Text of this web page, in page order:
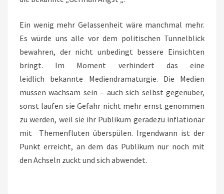
Ein wenig mehr Gelassenheit wäre manchmal mehr.
Es würde uns alle vor dem politischen Tunnelblick
bewahren, der nicht unbedingt bessere Einsichten
bringt. Im Moment verhindert das eine
leidlich bekannte Mediendramaturgie. Die Medien
müssen wachsam sein – auch sich selbst gegenüber,
sonst laufen sie Gefahr nicht mehr ernst genommen
zu werden, weil sie ihr Publikum geradezu inflationär
mit Themenfluten überspülen. Irgendwann ist der
Punkt erreicht, an dem das Publikum nur noch mit
den Achseln zuckt und sich abwendet.